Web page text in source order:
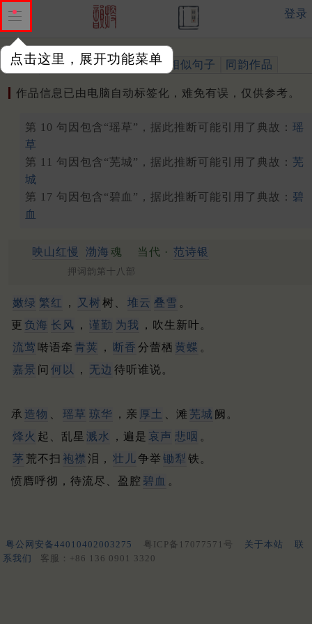
点击这里，展开功能菜单
登录
作品 标注四声 出处、引用 相似句子 同韵作品
作品信息已由电脑自动标签化，难免有误，仅供参考。
第 10 句因包含“瑶草”，据此推断可能引用了典故： 瑶
草
第 11 句因包含“芜城”，据此推断可能引用了典故： 芜
城
第 17 句因包含“碧血”，据此推断可能引用了典故： 碧
血
映山红慢 渤海 魂 当代 · 范诗银
押词韵第十八部
嫩绿 繁红 ， 又树 树、 堆云 叠雪 。
更 负海 长风 ， 谨勤 为我
，吹生新叶。
流莺 啭语牵 青荚 ， 断香 分蕾栖 黄蝶 。
嘉景 问 何以 ， 无边 待听谁说。
承 造物 瑶草 琼华 ，亲 厚土 、滩 芜城 阙。
烽火 起、乱星 溅水 ，遍是 哀声 悲咽 。
茅 荒不扫 袍襟 泪， 壮儿争举 锄犁 铁。
愤膺呼彻，待流尽、盈腔 碧血 。
粤公网安备44010402003275 粤ICP备17077571号 关于本站
联
系我们
客服：+86 136 0901 3320